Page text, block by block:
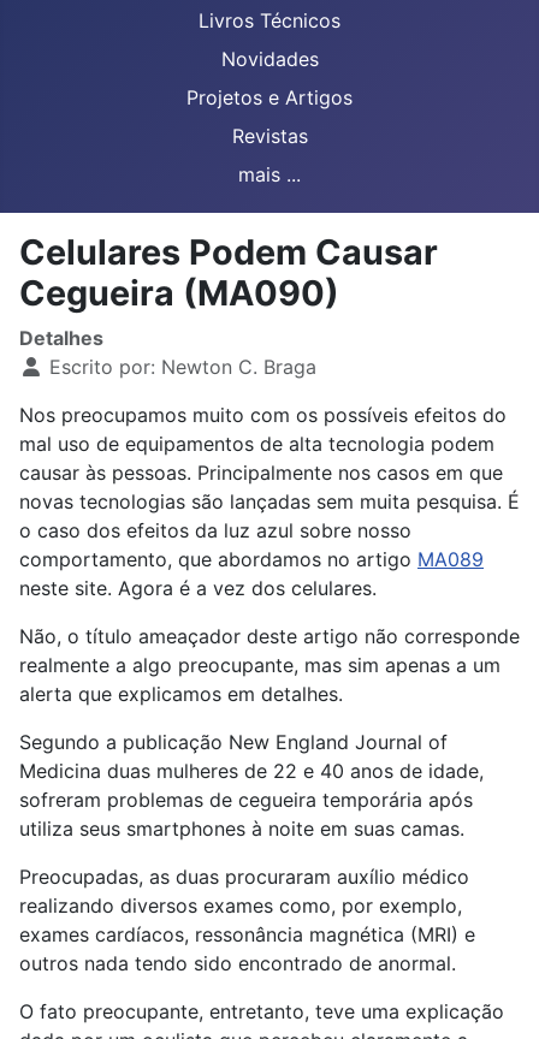
Livros Técnicos
Novidades
Projetos e Artigos
Revistas
mais ...
Celulares Podem Causar
Cegueira (MA090)
Detalhes
Escrito por: Newton C. Braga
Nos preocupamos muito com os possíveis efeitos do
mal uso de equipamentos de alta tecnologia podem
causar às pessoas. Principalmente nos casos em que
novas tecnologias são lançadas sem muita pesquisa. É
o caso dos efeitos da luz azul sobre nosso
comportamento, que abordamos no artigo MA089
neste site. Agora é a vez dos celulares.
Não, o título ameaçador deste artigo não corresponde
realmente a algo preocupante, mas sim apenas a um
alerta que explicamos em detalhes.
Segundo a publicação New England Journal of
Medicina duas mulheres de 22 e 40 anos de idade,
sofreram problemas de cegueira temporária após
utiliza seus smartphones à noite em suas camas.
Preocupadas, as duas procuraram auxílio médico
realizando diversos exames como, por exemplo,
exames cardíacos, ressonância magnética (MRI) e
outros nada tendo sido encontrado de anormal.
O fato preocupante, entretanto, teve uma explicação